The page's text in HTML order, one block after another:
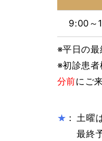
9:00～
※平日の
※初診患者
分前にご
★：
土曜
最終